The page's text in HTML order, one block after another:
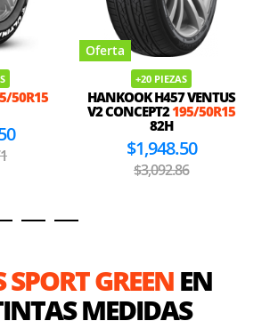
50R15
Oferta
+20 PIEZAS
HANKOOK H457 VENTUS
V2 CONCEPT2195/50R15
82H
$1,948.50
$3,092.86
GREENEN
MEDIDAS